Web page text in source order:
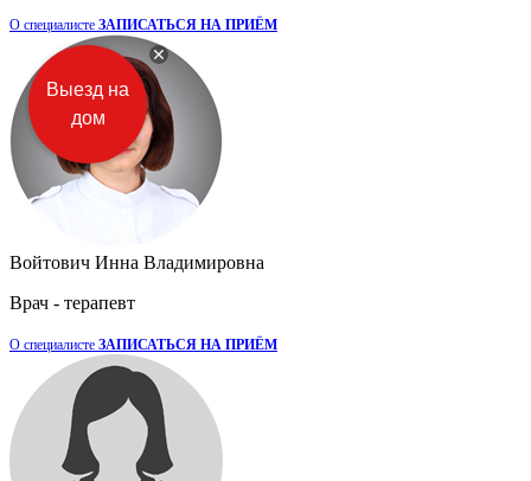
О специалисте ЗАПИСАТЬСЯ НА ПРИЁМ
Войтович Инна Владимировна
Врач - терапевт
О специалисте ЗАПИСАТЬСЯ НА ПРИЁМ
Выезд на
дом